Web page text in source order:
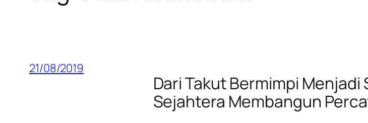
21/08/2019
Dari Takut Bermimpi Menjadi
Sejahtera Membangun